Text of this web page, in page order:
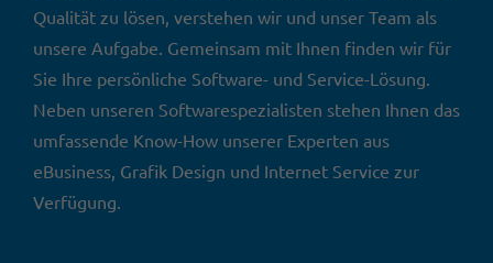
Qualität zu lösen, verstehen wir und unser Team als
unsere Aufgabe. Gemeinsam mit Ihnen finden wir für
Sie Ihre persönliche Software- und Service-Lösung.
Neben unseren Softwarespezialisten stehen Ihnen das
umfassende Know-How unserer Experten aus
eBusiness, Grafik Design und Internet Service zur
Verfügung.